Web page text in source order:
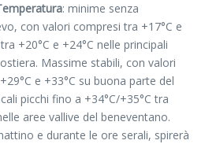
: minime senza
con valori compresi tra +17°C e
+20°C e +24°C nelle principali
Massime stabili, con valori
e +33°C su buona parte del
picchi fino a +34°C/+35°C tra
aree vallive del beneventano.
e durante le ore serali, spirerà